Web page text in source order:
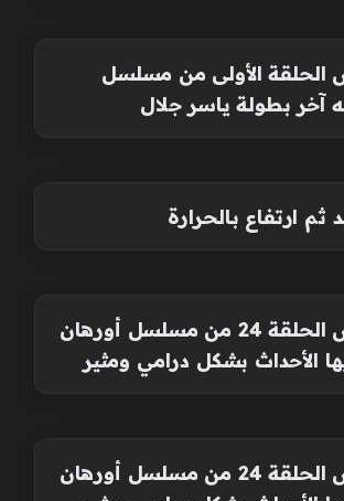
الأولى من مسلسل
آخر بطولة ياسر جلال
ثم ارتفاع بالحرارة
موعد عرض الحلقة 24 من مسلسل أورهان
الأحداث بشكل درامي ومثير
موعد عرض الحلقة 24 من مسلسل أورهان